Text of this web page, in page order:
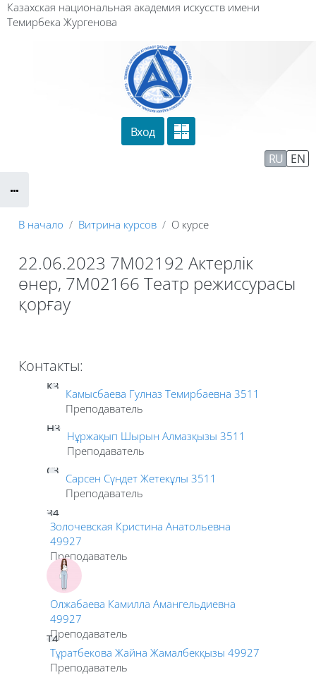
Перейти к основному содержанию
Казахская национальная академия искусств имени
Темирбека Жургенова
Вход
RU EN
В начало Витрина курсов О курсе
22.06.2023 7М02192 Актерлік
өнер, 7М02166 Театр режиссурасы
қорғау
Контакты:
К3
Камысбаева Гулназ Темирбаевна 3511
Преподаватель
Н3
Нұржақып Шырын Алмазқызы 3511
Преподаватель
С3
Сарсен Сүндет Жетекұлы 3511
Преподаватель
З4
Золочевская Кристина Анатольевна
49927
Преподаватель
Олжабаева Камилла Амангельдиевна
49927
Преподаватель
Т4
Тұратбекова Жайна Жамалбекқызы 49927
Преподаватель